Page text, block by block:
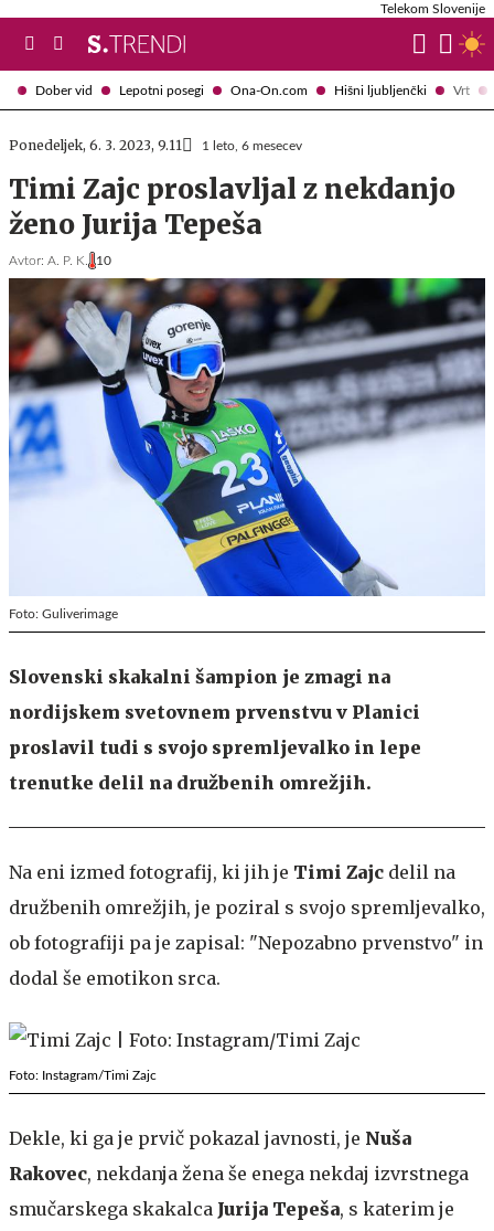
Dober vid Lepotni posegi Ona-On.com Hišni ljubljenčki Vrt
Telekom Slovenije
Ponedeljek, 6. 3. 2023, 9.11 1 leto, 6 mesecev
Timi Zajc proslavljal z nekdanjo
ženo Jurija Tepeša
Avtor: A. P. K. 10
Foto: Guliverimage
Slovenski skakalni šampion je zmagi na
nordijskem svetovnem prvenstvu v Planici
proslavil tudi s svojo spremljevalko in lepe
trenutke delil na družbenih omrežjih.
Na eni izmed fotografij, ki jih je Timi Zajc delil na
družbenih omrežjih, je poziral s svojo spremljevalko,
ob fotografiji pa je zapisal: "Nepozabno prvenstvo" in
dodal še emotikon srca.
Foto: Instagram/Timi Zajc
Dekle, ki ga je prvič pokazal javnosti, je Nuša
Rakovec, nekdanja žena še enega nekdaj izvrstnega
smučarskega skakalca Jurija Tepeša, s katerim je